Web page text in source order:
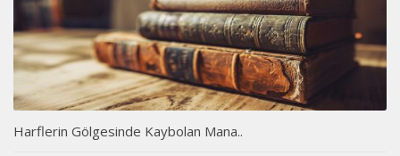
Harflerin Gölgesinde Kaybolan Mana..